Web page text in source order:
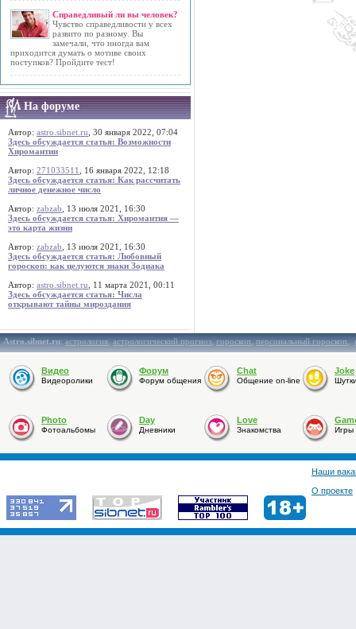
Справедливый ли вы человек?
Чувство справедливости у всех
развито по разному. Вы
замечали, что иногда вам
приходится думать о мотиве своих
поступков? Пройдите тест!
На форуме
Автор: astro.sibnet.ru , 30 января 2022, 07:04
Здесь обсуждается статья: Возможности
Хиромантии
Автор: 271033511
, 16 января 2022, 12:18
Здесь обсуждается статья: Как рассчитать
личное денежное число
Автор: zabzab , 13 июля 2021, 16:30
Здесь обсуждается статья: Хиромантия —
это карта жизни
Автор: zabzab , 13 июля 2021, 16:30
Здесь обсуждается статья: Любовный
гороскоп: как целуются знаки Зодиака
Автор: astro.sibnet.ru , 11 марта 2021, 00:11
Здесь обсуждается статья: Числа
открывают тайны мироздания
Astro.sibnet.ru:астрология,астрологический прогноз,гороскоп,персональный гороскоп,
Видео
Видеоролики
Форум
Форум общения
Chat
Общение on-line
Joke
Photo
Фотоальбомы
Day
Дневники
Love
Знакомства Игры
Наши
О проекте